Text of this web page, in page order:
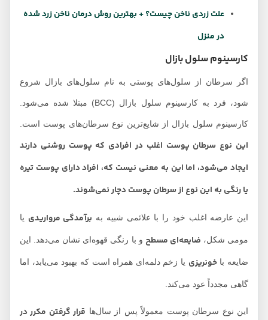
علت زردی ناخن چیست؟ + بهترین روش درمان ناخن زرد شده
در منزل
کارسینوم سلول بازال
اگر سرطان از سلول‌های پوستی به نام سلول‌های بازال شروع
شود، فرد به کارسینوم سلول بازال (BCC) مبتلا شده می‌شود.
کارسینوم سلول بازال از شایع‌ترین نوع سرطان‌های پوست است.
این نوع سرطان پوست اغلب در افرادی که پوست روشنی دارند
ایجاد می‌شود، اما این به معنی نیست که، افراد دارای پوست تیره
یا رنگی به این نوع از سرطان پوست دچار نمی‌شوند.
این عارضه اغلب خود را با علائمی شبیه بهبرآمدگی مرواریدییا
مومی شکل،ضایعه‌ای مسطحو با رنگی قهوه‌ای نشان می‌دهد. این
ضایعه باخونریزییا زخم دلمه‌ای همراه است که بهبود می‌یابد، اما
گاهی مجدداً عود می‌کند.
این نوع سرطان پوست معمولاً پس از سال‌هاقرار گرفتن مکرر در